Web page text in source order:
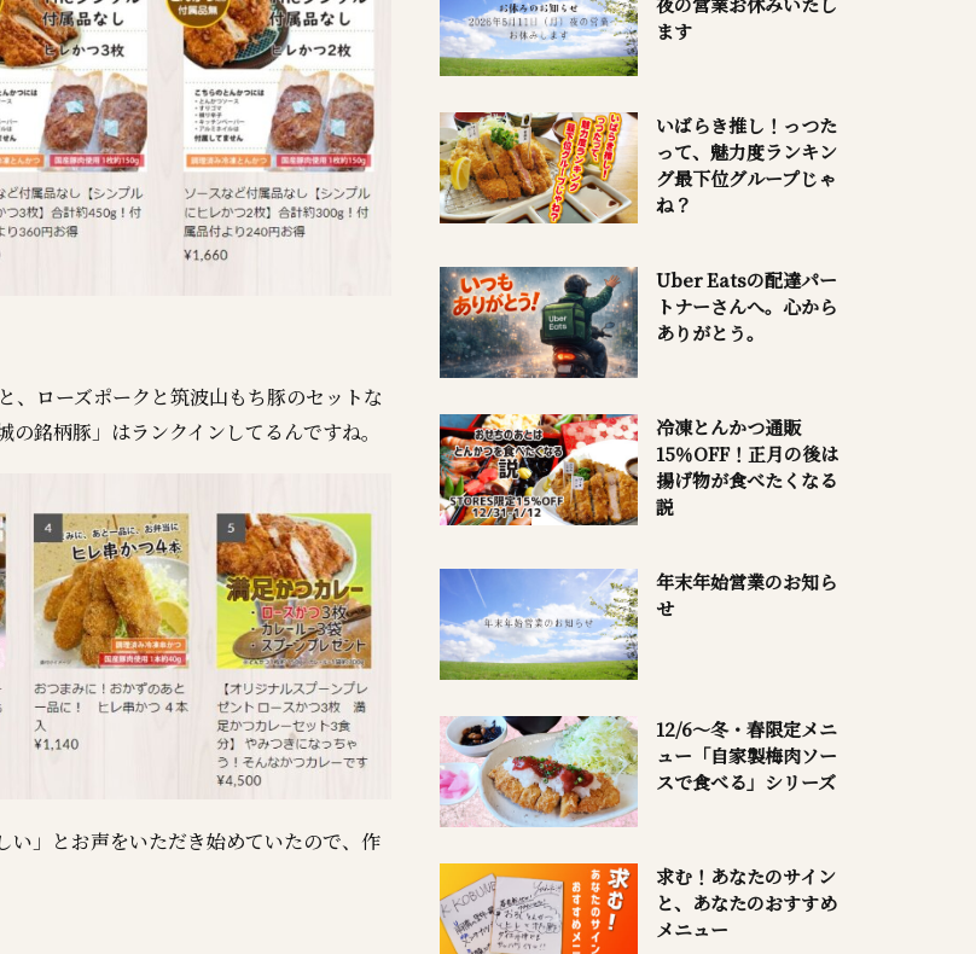
、ローズポークと筑波山もち豚のセットな
銘柄豚」はランクインしてるんですね。
い」とお声をいただき始めていたので、作
ます
いばらき推し！っつた
って、魅力度ランキン
グ最下位グループじゃ
ね？
Uber Eatsの配達パー
トナーさんへ。心から
ありがとう。
冷凍とんかつ通販
15％OFF！正月の後は
揚げ物が食べたくなる
説
年末年始営業のお知ら
せ
12/6～冬・春限定メニ
ュー「自家製梅肉ソー
スで食べる」シリーズ
求む！あなたのサイン
と、あなたのおすすめ
メニュー